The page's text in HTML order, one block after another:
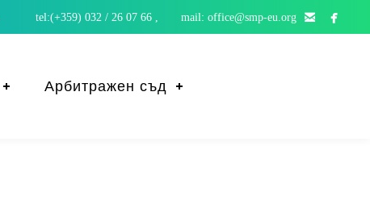
tel:(+359) 032 / 26 07 66 , mail: office@smp-eu.org  
Арбитражен съд